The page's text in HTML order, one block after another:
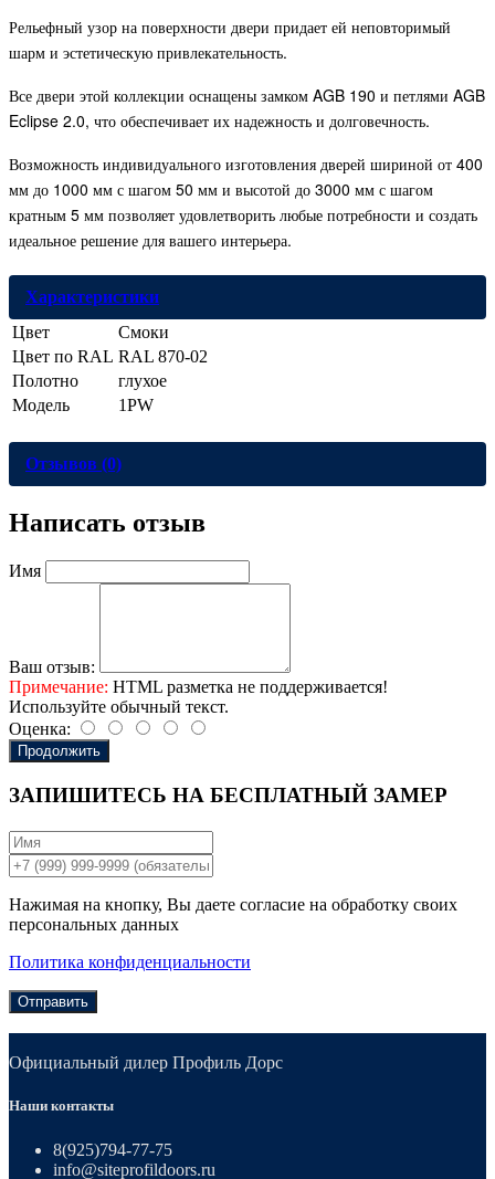
Рельефный узор на поверхности двери придает ей неповторимый
шарм и эстетическую привлекательность.
Все двери этой коллекции оснащены замком AGB 190 и петлями AGB
Eclipse 2.0, что обеспечивает их надежность и долговечность.
Возможность индивидуального изготовления дверей шириной от 400
мм до 1000 мм с шагом 50 мм и высотой до 3000 мм с шагом
кратным 5 мм позволяет удовлетворить любые потребности и создать
идеальное решение для вашего интерьера.
Характеристики
Цвет
Смоки
Цвет по RAL RAL 870-02
Полотно
глухое
Модель
1PW
Отзывов (0)
Написать отзыв
Имя
Ваш отзыв:
Примечание: HTML разметка не поддерживается!
Используйте обычный текст.
Оценка:
Продолжить
ЗАПИШИТЕСЬ НА БЕСПЛАТНЫЙ ЗАМЕР
Нажимая на кнопку, Вы даете согласие на обработку своих
персональных данных
Политика конфиденциальности
Отправить
Официальный дилер Профиль Дорс
Наши контакты
8(925)794-77-75
info@siteprofildoors.ru